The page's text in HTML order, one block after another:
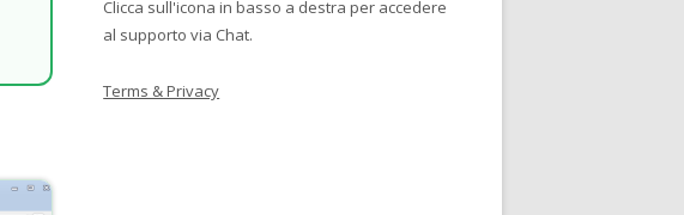
Clicca sull'icona in basso a destra per accedere
al supporto via Chat.
Terms & Privacy